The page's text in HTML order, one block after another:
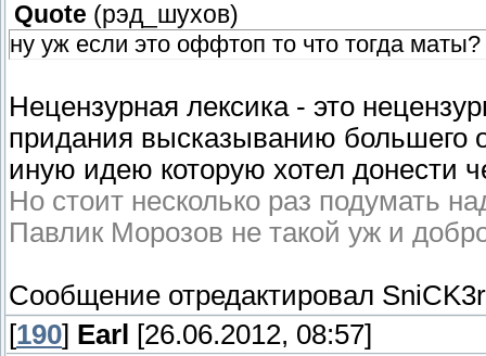
Quote (рэд_шухов)
ну уж если это оффтоп то что тогда маты?
Нецензурная лексика - это
придания высказыванию большего
иную идею которую хотел донести
Но стоит несколько раз подумать
Павлик Морозов не такой уж и
Сообщение отредактировал
[190] Earl
[26.06.2012, 08:57]